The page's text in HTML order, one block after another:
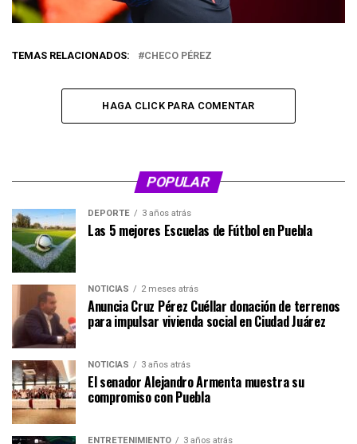
TEMAS RELACIONADOS: CHECO PÉREZ
HAGA CLICK PARA COMENTAR
POPULAR
DEPORTE 3 años atrás
Las 5 mejores Escuelas de Fútbol en Puebla
NOTICIAS 2 meses atrás
Anuncia Cruz Pérez Cuéllar donación de terrenos
para impulsar vivienda social en Ciudad Juárez
NOTICIAS 3 años atrás
El senador Alejandro Armenta muestra su
compromiso con Puebla
ENTRETENIMIENTO 3 años atrás